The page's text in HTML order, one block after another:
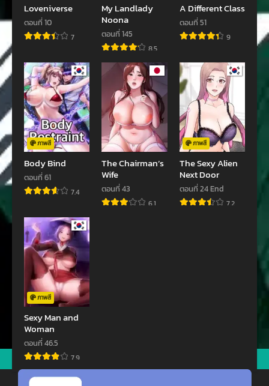
ตอนที่ 4
พฤษภาคม 9, 2024
ตอนที่ 3
พฤษภาคม 9, 2024
พฤษภาคม 9, 2024
ตอนที่ 1
พฤษภาคม 9, 2024
Loveniverse
ตอนที่ 10
7
My Landlady
Noona
ตอนที่ 145
8.5
A Different Class
ตอนที่ 51
9
ภาพสี
Body Bind
ตอนที่ 61
7.4
The Chairman’s
Wife
ตอนที่ 43
6.1
ภาพสี
The Sexy Alien
Next Door
ตอนที่ 24 End
7.2
ภาพสี
Sexy Man and
Woman
ตอนที่ 46.5
7.9
jav xxxจีน